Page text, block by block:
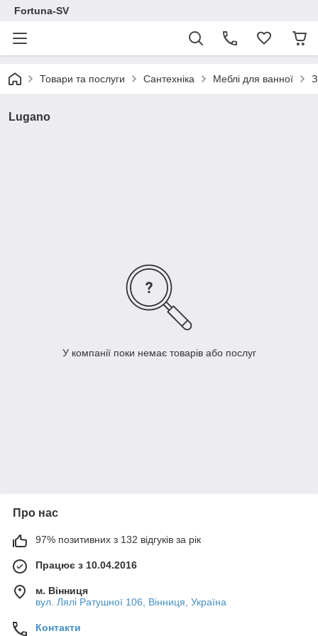
Fortuna-SV
Товари та послуги Сантехніка Меблі для ванної
Lugano
У компанії поки немає товарів або послуг
Про нас
97% позитивних з 132 відгуків за рік
Працює з 10.04.2016
м. Вінниця
вул. Лялі Ратушної 106, Вінниця, Україна
Контакти